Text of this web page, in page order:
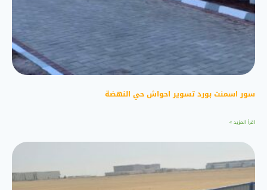
سور اسمنت بورد تسوير احواش حي النهضة
اقرأ المزيد »